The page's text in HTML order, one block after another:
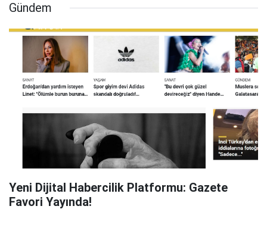
Gündem
Yeni Dijital Habercilik Platformu: Gazete
Favori Yayında!